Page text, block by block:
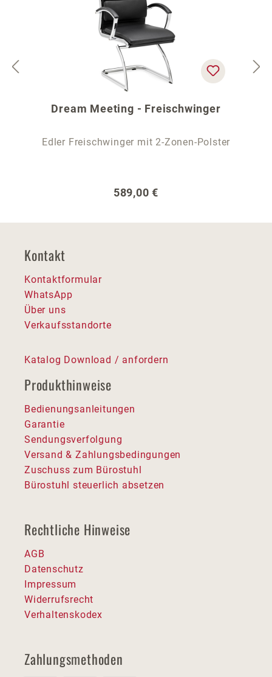
Dream Meeting - Freischwinger
Edler Freischwinger mit 2-Zonen-Polster
Regulärer Preis:
589,00 €
Kontakt
Kontaktformular
WhatsApp
Über uns
Verkaufsstandorte
Katalog Download / anfordern
Produkthinweise
Bedienungsanleitungen
Garantie
Sendungsverfolgung
Versand & Zahlungsbedingungen
Zuschuss zum Bürostuhl
Bürostuhl steuerlich absetzen
Rechtliche Hinweise
AGB
Datenschutz
Impressum
Widerrufsrecht
Verhaltenskodex
Zahlungsmethoden